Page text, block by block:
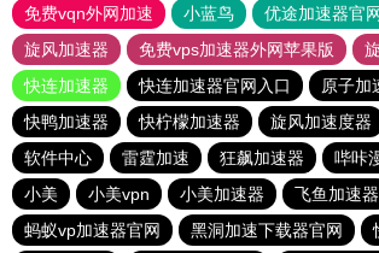
免费vqn外网加速
小蓝鸟 优途加速器官
旋风加速器
免费vps加速器外网苹果版
快连加速器
快连加速器官网入口
原子加
快鸭加速器
快柠檬加速器 旋风加速度器
软件中心
雷霆加速 狂飙加速器 哔咔
小美
小美vpn 小美加速器 飞鱼加速器
蚂蚁vp加速器官网
黑洞加速下载器官网